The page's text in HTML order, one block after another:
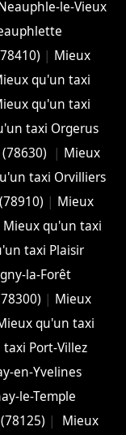
le-Vieux
| Mieux
qu'un taxi
qu'un taxi
taxi Orgerus
| Mieux
taxi Orvilliers
| Mieux
Mieux qu'un taxi
taxi Plaisir
la-Forêt
| Mieux
qu'un taxi
Port-Villez
en-Yvelines
le-Temple
|
Mieux